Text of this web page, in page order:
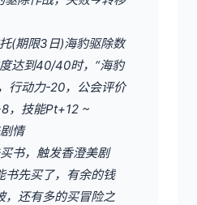
(期限3日)海豹驱除数
达到40/40时，“海豹
行动力-20，公会评价
，技能Pt+12 ~
情
书，触发香澄美剧
书先买了，有余的钱
，还有多的买冒险之